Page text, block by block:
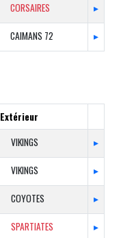
CORSAIRES ▸
CAIMANS 72 ▸
Extérieur
VIKINGS ▸
VIKINGS ▸
COYOTES ▸
SPARTIATES ▸